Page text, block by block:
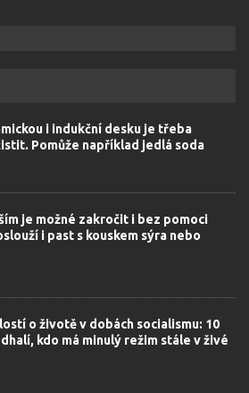
i indukční desku je třeba
Pomůže například jedlá soda
je možné zakročit i bez pomoci
i past s kouskem sýra nebo
o životě v dobách socialismu: 10
kdo má minulý režim stále v živé